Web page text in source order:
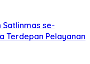
Satlinmas se-
Terdepan Pelayanan